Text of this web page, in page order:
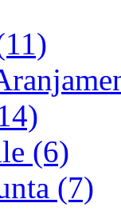
(6)
(7)